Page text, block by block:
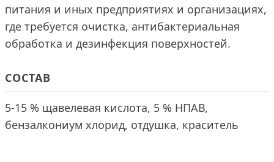
питания и иных предприятиях и организациях,
где требуется очистка, антибактериальная
обработка и дезинфекция поверхностей.
СОСТАВ
5-15 % щавелевая кислота, 5 % НПАВ,
бензалкониум хлорид, отдушка, краситель